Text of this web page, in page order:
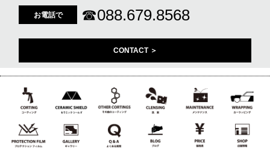
お電話で ☎088.679.8568
CONTACT ＞